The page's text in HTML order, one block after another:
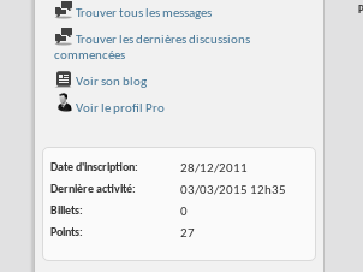
Trouver tous les messages
Trouver les dernières discussions
commencées
Voir son blog
Voir le profil Pro
Date d'inscription
28/12/2011
Dernière activité
03/03/2015 12h35
Billets
0
Points
27